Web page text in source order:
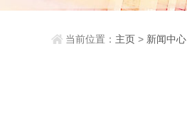
当前位置： 主页 > 新闻中心